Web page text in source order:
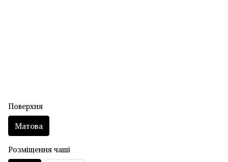
Поверхня
Матова
Розміщення чаші